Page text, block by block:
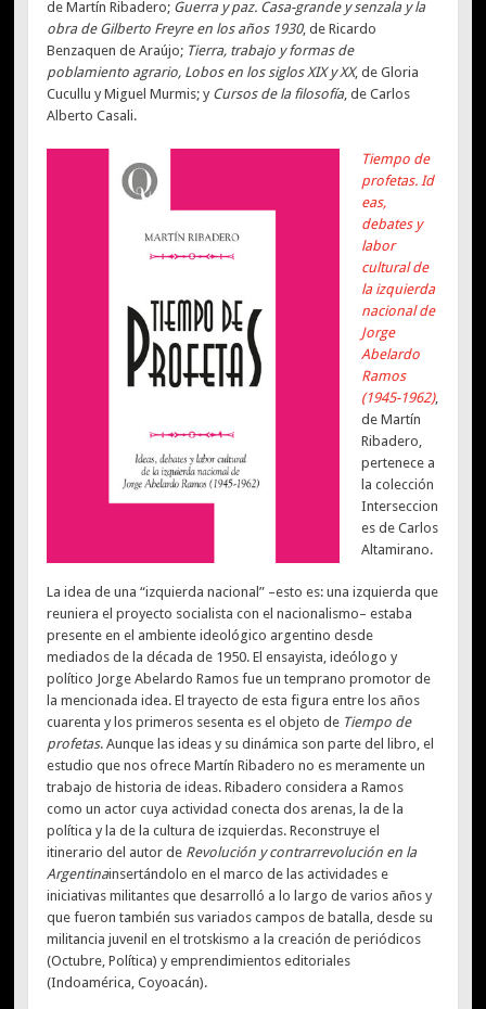
de Martín Ribadero; Guerra y paz. Casa-grande y senzala y la
obra de Gilberto Freyre en los años 1930, de Ricardo
Benzaquen de Araújo; Tierra, trabajo y formas de
poblamiento agrario, Lobos en los siglos XIX y XX, de Gloria
Cucullu y Miguel Murmis; y Cursos de la filosofía, de Carlos
Alberto Casali.
Tiempo de
profetas. Id
eas,
debates y
labor
cultural de
la izquierda
nacional de
Jorge
Abelardo
Ramos
(1945-1962),
de Martín
Ribadero,
pertenece a
la colección
Interseccion
es de Carlos
Altamirano.
La idea de una “izquierda nacional” –esto es: una izquierda que
reuniera el proyecto socialista con el nacionalismo– estaba
presente en el ambiente ideológico argentino desde
mediados de la década de 1950. El ensayista, ideólogo y
político Jorge Abelardo Ramos fue un temprano promotor de
la mencionada idea. El trayecto de esta figura entre los años
cuarenta y los primeros sesenta es el objeto de Tiempo de
profetas. Aunque las ideas y su dinámica son parte del libro, el
estudio que nos ofrece Martín Ribadero no es meramente un
trabajo de historia de ideas. Ribadero considera a Ramos
como un actor cuya actividad conecta dos arenas, la de la
política y la de la cultura de izquierdas. Reconstruye el
itinerario del autor de Revolución y contrarrevolución en la
Argentinainsertándolo en el marco de las actividades e
iniciativas militantes que desarrolló a lo largo de varios años y
que fueron también sus variados campos de batalla, desde su
militancia juvenil en el trotskismo a la creación de periódicos
(Octubre, Política) y emprendimientos editoriales
(Indoamérica, Coyoacán).